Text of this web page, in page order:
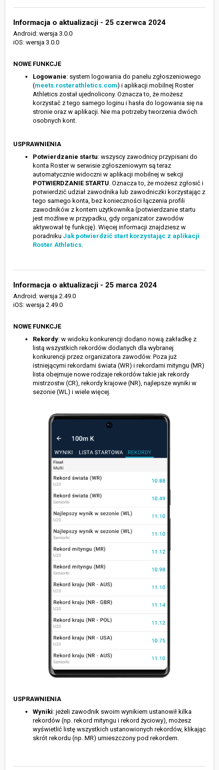
Informacja o aktualizacji - 25 czerwca 2024
Android: wersja 3.0.0
iOS: wersja 3.0.0
NOWE FUNKCJE
Logowanie: system logowania do panelu zgłoszeniowego
(meets.rosterathletics.com) i aplikacji mobilnej Roster
Athletics został ujednolicony. Oznacza to, że możesz
korzystać z tego samego loginu i hasła do logowania się na
stronie oraz w aplikacji. Nie ma potrzeby tworzenia dwóch
osobnych kont.
USPRAWNIENIA
Potwierdzanie startu: wszyscy zawodnicy przypisani do
konta Roster w serwisie zgłoszeniowym są teraz
automatycznie widoczni w aplikacji mobilnej w sekcji
POTWIERDZANIE STARTU. Oznacza to, że możesz zgłosić i
potwierdzić udział zawodnika lub zawodniczki korzystając z
tego samego konta, bez konieczności łączenia profili
zawodników z kontem użytkownika (potwierdzanie startu
jest możliwe w przypadku, gdy organizator zawodów
aktywował tę funkcję). Więcej informacji znajdziesz w
poradniku Jak potwierdzić start korzystając z aplikacji
Roster Athletics.
Informacja o aktualizacji - 25 marca 2024
Android: wersja 2.49.0
iOS: wersja 2.49.0
NOWE FUNKCJE
Rekordy: w widoku konkurencji dodano nową zakładkę z
listą wszystkich rekordów dodanych dla wybranej
konkurencji przez organizatora zawodów. Poza już
istniejącymi rekordami świata (WR) i rekordami mityngu (MR)
lista obejmuje nowe rodzaje rekordów takie jak rekordy
mistrzostw (CR), rekordy krajowe (NR), najlepsze wyniki w
sezonie (WL) i wiele więcej.
USPRAWNIENIA
Wyniki: jeżeli zawodnik swoim wynikiem ustanowił kilka
rekordów (np. rekord mityngu i rekord życiowy), możesz
wyświetlić listę wszystkich ustanowionych rekordów, klikając
skrót rekordu (np. MR) umieszczony pod rekordem.